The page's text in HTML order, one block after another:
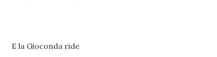
E la Gioconda ride